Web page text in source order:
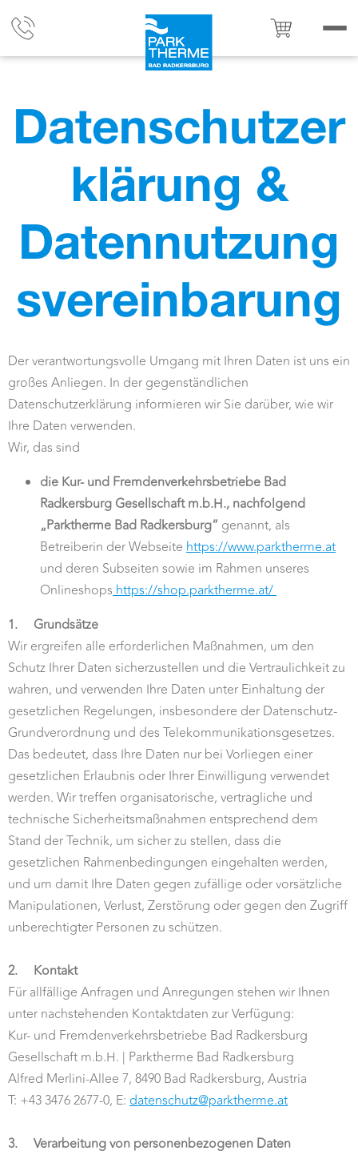
Datenschutzer
klärung &
Datennutzung
svereinbarung
Der verantwortungsvolle Umgang mit Ihren Daten ist uns ein
großes Anliegen. In der gegenständlichen
Datenschutzerklärung informieren wir Sie darüber, wie wir
Ihre Daten verwenden.
Wir, das sind
die Kur- und Fremdenverkehrsbetriebe Bad
Radkersburg Gesellschaft m.b.H., nachfolgend
„Parktherme Bad Radkersburg“ genannt, als
Betreiberin der Webseite https://www.parktherme.at
und deren Subseiten sowie im Rahmen unseres
Onlineshopshttps://shop.parktherme.at/
1.
Grundsätze
Wir ergreifen alle erforderlichen Maßnahmen, um den
Schutz Ihrer Daten sicherzustellen und die Vertraulichkeit zu
wahren, und verwenden Ihre Daten unter Einhaltung der
gesetzlichen Regelungen, insbesondere der Datenschutz-
Grundverordnung und des Telekommunikationsgesetzes.
Das bedeutet, dass Ihre Daten nur bei Vorliegen einer
gesetzlichen Erlaubnis oder Ihrer Einwilligung verwendet
werden. Wir treffen organisatorische, vertragliche und
technische Sicherheitsmaßnahmen entsprechend dem
Stand der Technik, um sicher zu stellen, dass die
gesetzlichen Rahmenbedingungen eingehalten werden,
und um damit Ihre Daten gegen zufällige oder vorsätzliche
Manipulationen, Verlust, Zerstörung oder gegen den Zugriff
unberechtigter Personen zu schützen.
2.
Kontakt
Für allfällige Anfragen und Anregungen stehen wir Ihnen
unter nachstehenden Kontaktdaten zur Verfügung:
Kur- und Fremdenverkehrsbetriebe Bad Radkersburg
Gesellschaft m.b.H. | Parktherme Bad Radkersburg
Alfred Merlini-Allee 7, 8490 Bad Radkersburg, Austria
T: +43 3476 2677-0, E: datenschutz@parktherme.at
3.
Verarbeitung von personenbezogenen Daten